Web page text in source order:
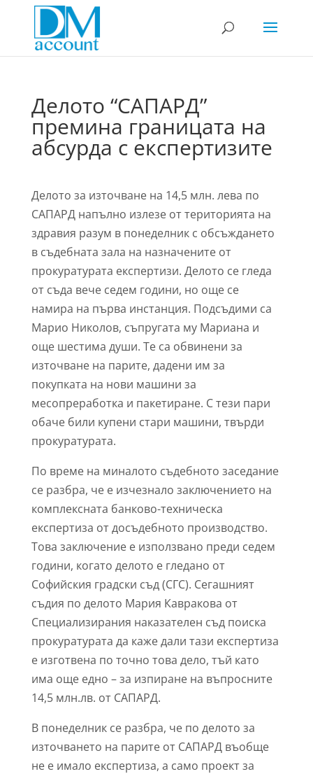
Делото “САПАРД”
премина границата на
абсурда с експертизите
Делото за източване на 14,5 млн. лева по
САПАРД напълно излезе от територията на
здравия разум в понеделник с обсъждането
в съдебната зала на назначените от
прокуратурата експертизи. Делото се гледа
от съда вече седем години, но още се
намира на първа инстанция. Подсъдими са
Марио Николов, съпругата му Мариана и
още шестима души. Те са обвинени за
източване на парите, дадени им за
покупката на нови машини за
месопреработка и пакетиране. С тези пари
обаче били купени стари машини, твърди
прокуратурата.
По време на миналото съдебното заседание
се разбра, че е изчезнало заключението на
комплексната банково-техническа
експертиза от досъдебното производство.
Това заключение е използвано преди седем
години, когато делото е гледано от
Софийския градски съд (СГС). Сегашният
съдия по делото Мария Кавракова от
Специализирания наказателен съд поиска
прокуратурата да каже дали тази експертиза
е изготвена по точно това дело, тъй като
има още едно – за изпиране на въпросните
14,5 млн.лв. от САПАРД.
В понеделник се разбра, че по делото за
източването на парите от САПАРД въобще
не е имало експертиза, а само проект за